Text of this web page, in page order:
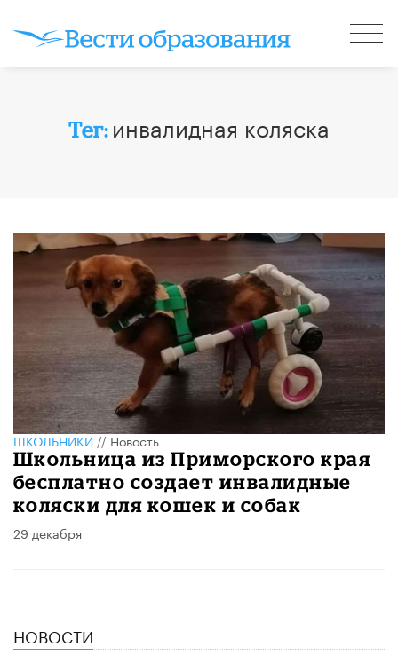
Тег: инвалидная коляска
ШКОЛЬНИКИ//Новость
Школьница из Приморского края
бесплатно создает инвалидные
коляски для кошек и собак
29 декабря
НОВОСТИ